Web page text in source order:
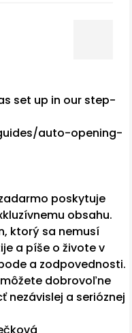
set up in our step-
auto-opening-
poskytuje
obsahu.
ktorý sa nemusí
a píše o živote v
a zodpovednosti.
dobrovoľne
nezávislej a serióznej